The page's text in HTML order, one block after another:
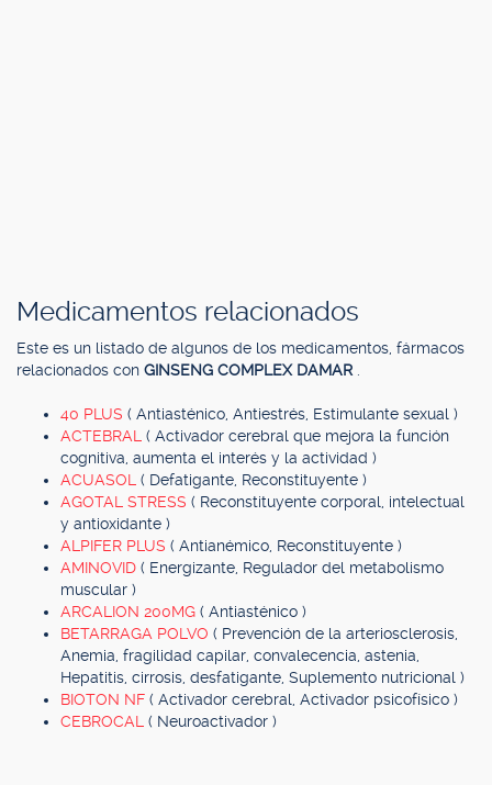
Medicamentos relacionados
Este es un listado de algunos de los medicamentos, fármacos
relacionados con GINSENG COMPLEX DAMAR
40 PLUS ( Antiasténico, Antiestrés, Estimulante sexual )
ACTEBRAL ( Activador cerebral que mejora la función
cognitiva, aumenta el interés y la actividad )
ACUASOL ( Defatigante, Reconstituyente )
AGOTAL STRESS ( Reconstituyente corporal, intelectual
y antioxidante )
ALPIFER PLUS ( Antianémico, Reconstituyente )
AMINOVID ( Energizante, Regulador del metabolismo
muscular )
ARCALION 200MG ( Antiasténico )
BETARRAGA POLVO ( Prevención de la arteriosclerosis,
Anemia, fragilidad capilar, convalecencia, astenia,
Hepatitis, cirrosis, desfatigante, Suplemento nutricional )
BIOTON NF ( Activador cerebral, Activador psicofísico )
CEBROCAL ( Neuroactivador )